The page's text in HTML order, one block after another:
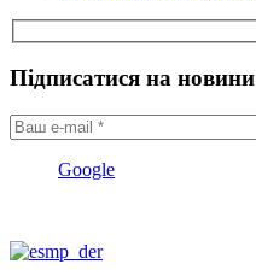
Підписатися на новини
Google